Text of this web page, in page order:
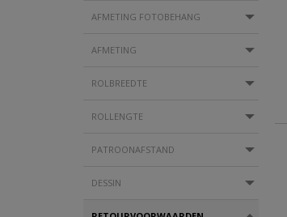
AFMETING FOTOBEHANG
AFMETING
ROLBREEDTE
ROLLENGTE
PATROONAFSTAND
DESSIN